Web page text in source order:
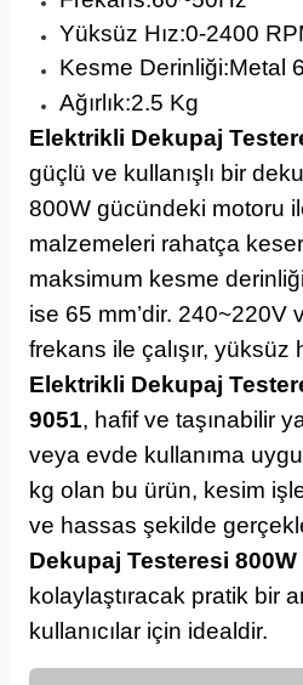
Yüksüz Hız:0-2400
Kesme Derinliği:Metal
Ağırlık:2.5 Kg
Elektrikli Dekupaj
güçlü ve kullanışlı bir
800W gücündeki motoru
malzemeleri rahatça
maksimum kesme
ise 65 mm’dir. 240~220V
frekans ile çalışır, yüksüz
Elektrikli Dekupaj
9051, hafif ve taşınabilir
veya evde kullanıma
kg olan bu ürün, kesim
ve hassas şekilde
Dekupaj Testeresi 800W
kolaylaştıracak pratik bir
kullanıcılar için idealdir.